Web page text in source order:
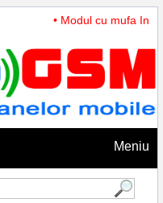
• Modul cu mufa
Meniu